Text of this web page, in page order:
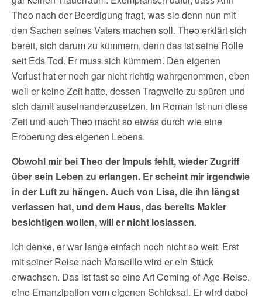
Theo nach der Beerdigung fragt, was sie denn nun mit
den Sachen seines Vaters machen soll. Theo erklärt sich
bereit, sich darum zu kümmern, denn das ist seine Rolle
seit Eds Tod. Er muss sich kümmern. Den eigenen
Verlust hat er noch gar nicht richtig wahrgenommen, eben
weil er keine Zeit hatte, dessen Tragweite zu spüren und
sich damit auseinanderzusetzen. Im Roman ist nun diese
Zeit und auch Theo macht so etwas durch wie eine
Eroberung des eigenen Lebens.
Obwohl mir bei Theo der Impuls fehlt, wieder Zugriff
über sein Leben zu erlangen. Er scheint mir irgendwie
in der Luft zu hängen. Auch von Lisa, die ihn längst
verlassen hat, und dem Haus, das bereits Makler
besichtigen wollen, will er nicht loslassen.
Ich denke, er war lange einfach noch nicht so weit. Erst
mit seiner Reise nach Marseille wird er ein Stück
erwachsen. Das ist fast so eine Art Coming-of-Age-Reise,
eine Emanzipation vom eigenen Schicksal. Er wird dabei